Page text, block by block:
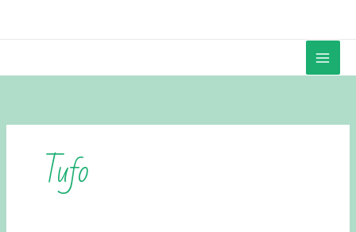
Tufo